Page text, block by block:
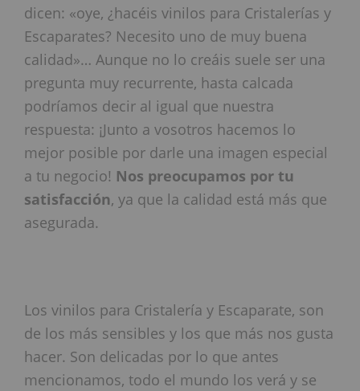
dicen: «oye, ¿hacéis vinilos para Cristalerías y
Escaparates? Necesito uno de muy buena
calidad»… Aunque no lo creáis suele ser una
pregunta muy recurrente, hasta calcada
podríamos decir al igual que nuestra
respuesta: ¡Junto a vosotros hacemos lo
mejor posible por darle una imagen especial
a tu negocio! Nos preocupamos por tu
satisfacción, ya que la calidad está más que
asegurada.
Los vinilos para Cristalería y Escaparate, son
de los más sensibles y los que más nos gusta
hacer. Son delicadas por lo que antes
mencionamos, todo el mundo los verá y se